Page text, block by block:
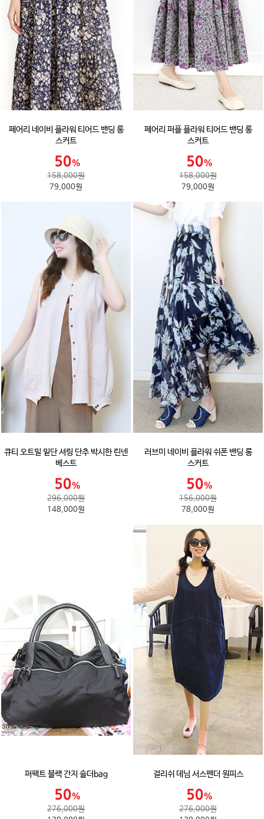
페어리 네이비 플라워 티어드 밴딩 롱
스커트
158,000원
79,000원
페어리 퍼플 플라워 티어드 밴딩 롱
스커트
158,000원
79,000원
큐티 오트밀 밑단 셔링 단추 박시한 린넨
베스트
296,000원
148,000원
러브미 네이비 플라워 쉬폰 밴딩 롱
스커트
156,000원
78,000원
퍼팩트 블랙 간지 숄더bag
276,000원
걸리쉬 데님 서스펜더 원피스
276,000원